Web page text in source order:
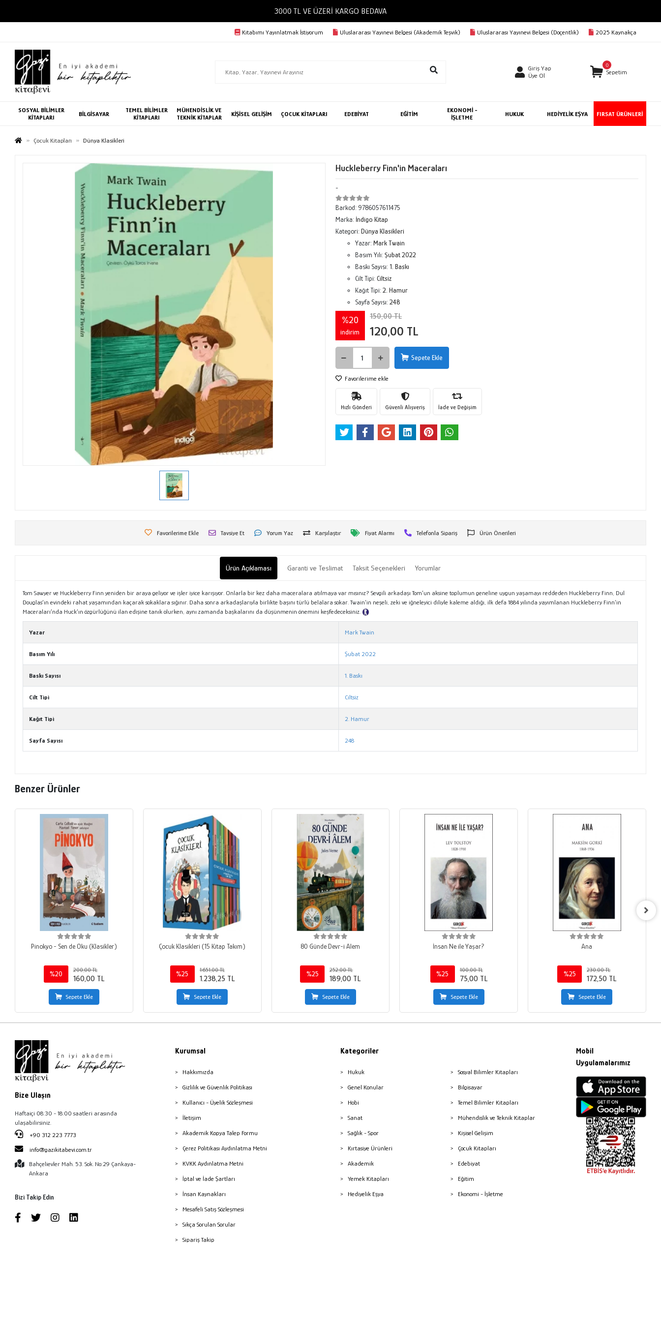
3000 TL VE ÜZERİ KARGO BEDAVA
Kitabımı Yayınlatmak İstiyorum Uluslararası Yayınevi Belgesi (Akademik Teşvik) Uluslararası Yayınevi Belgesi (Doçentlik) 2025 Kaynakça
Giriş Yap
Üye Ol
0
Sepetim
SOSYAL BİLİMLER
KİTAPLARI
BİLGİSAYAR
TEMEL BİLİMLER
KİTAPLARI
MÜHENDİSLİK VE
TEKNİK KİTAPLAR
KİŞİSEL GELİŞİM ÇOCUK KİTAPLARI EDEBİYAT EĞİTİM
EKONOMİ -
İŞLETME
HUKUK HEDİYELİK EŞYA FIRSAT ÜRÜNLERİ
Çocuk Kitapları Dünya Klasikleri
Huckleberry Finn'in Maceraları
-
Barkod: 9786057611475
Marka: İndigo Kitap
Kategori: Dünya Klasikleri
Yazar: Mark Twain
Basım Yılı: Şubat 2022
Baskı Sayısı: 1. Baskı
Cilt Tipi: Ciltsiz
Kağıt Tipi: 2. Hamur
Sayfa Sayısı: 248
%20
indirim
150,00 TL
120,00 TL
Sepete Ekle
Favorilerime ekle
Hızlı Gönderi Güvenli Alışveriş İade ve Değişim
Favorilerime Ekle Tavsiye Et Yorum Yaz Karşılaştır Fiyat Alarmı Telefonla Sipariş Ürün Önerileri
Ürün Açıklaması Garanti ve Teslimat Taksit Seçenekleri Yorumlar
Tom Sawyer ve Huckleberry Finn yeniden bir araya geliyor ve işler iyice karışıyor. Onlarla bir kez daha maceralara atılmaya var mısınız? Sevgili arkadaşı Tom’un aksine toplumun geneline uygun yaşamayı reddeden Huckleberry Finn, Dul
Douglas’ın evindeki rahat yaşamından kaçarak sokaklara sığınır. Daha sonra arkadaşlarıyla birlikte başını türlü belalara sokar. Twain’in neşeli, zeki ve iğneleyici diliyle kaleme aldığı, ilk defa 1884 yılında yayımlanan Huckleberry Finn’in
Maceraları’nda Huck’ın özgürlüğünü ilan edişine tanık olurken, aynı zamanda başkalarını da düşünmenin önemini keşfedeceksiniz.
Yazar Mark Twain
Basım Yılı Şubat 2022
Baskı Sayısı 1. Baskı
Cilt Tipi Ciltsiz
Kağıt Tipi 2. Hamur
Sayfa Sayısı 248
Benzer Ürünler
Pinokyo - Sen de Oku (Klasikler)
%20
200,00 TL
160,00 TL
Sepete Ekle
Çocuk Klasikleri (15 Kitap Takım)
%25
1.651,00 TL
1.238,25 TL
Sepete Ekle
80 Günde Devr-i Alem
%25
252,00 TL
189,00 TL
Sepete Ekle
İnsan Ne ile Yaşar?
%25
100,00 TL
75,00 TL
Sepete Ekle
Ana
%25
230,00 TL
172,50 TL
Sepete Ekle
Bize Ulaşın
Haftaiçi 08:30 - 18:00 saatleri arasında
ulaşabilirsiniz.
+90 312 223 7773
info@gazikitabevi.com.tr
Bahçelievler Mah. 53. Sok. No:29 Çankaya-
Ankara
Bizi Takip Edin
Kurumsal
Hakkımızda
Gizlilik ve Güvenlik Politikası
Kullanıcı - Üyelik Sözleşmesi
İletişim
Akademik Kopya Talep Formu
Çerez Politikası Aydınlatma Metni
KVKK Aydınlatma Metni
İptal ve İade Şartları
İnsan Kaynakları
Mesafeli Satış Sözleşmesi
Sıkça Sorulan Sorular
Sipariş Takip
Kategoriler
Hukuk
Genel Konular
Hobi
Sanat
Sağlık - Spor
Kırtasiye Ürünleri
Akademik
Yemek Kitapları
Hediyelik Eşya
Sosyal Bilimler Kitapları
Bilgisayar
Temel Bilimler Kitapları
Mühendislik ve Teknik Kitaplar
Kişisel Gelişim
Çocuk Kitapları
Edebiyat
Eğitim
Ekonomi - İşletme
Mobil
Uygulamalarımız